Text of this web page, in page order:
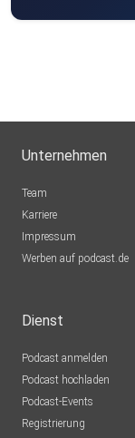
Unternehmen
Team
Karriere
Impressum
Werben auf podcast.de
Dienst
Podcast anmelden
Podcast hochladen
Podcast-Events
Registrierung